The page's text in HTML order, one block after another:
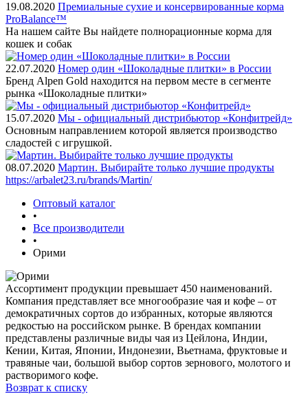
19.08.2020 Премиальные сухие и консервированные корма
ProBalance™
На нашем сайте Вы найдете полнорационные корма для
кошек и собак
22.07.2020 Номер один «Шоколадные плитки» в России
Бренд Alpen Gold находится на первом месте в сегменте
рынка «Шоколадные плитки»
15.07.2020 Мы - официальный дистрибьютор «Конфитрейд»
Основным направлением которой является производство
сладостей с игрушкой.
08.07.2020 Мартин. Выбирайте только лучшие продукты
https://arbalet23.ru/brands/Martin/
Оптовый каталог
•
Все производители
•
Орими
Ассортимент продукции превышает 450 наименований.
Компания представляет все многообразие чая и кофе – от
демократичных сортов до избранных, которые являются
редкостью на российском рынке. В брендах компании
представлены различные виды чая из Цейлона, Индии,
Кении, Китая, Японии, Индонезии, Вьетнама, фруктовые и
травяные чаи, большой выбор сортов зернового, молотого и
растворимого кофе.
Возврат к списку